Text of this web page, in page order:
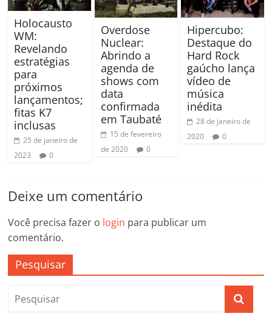
Holocausto
WM:
Revelando
estratégias
para
próximos
lançamentos;
fitas K7
inclusas
25 de janeiro de
2023
0
Overdose
Nuclear:
Abrindo a
agenda de
shows com
data
confirmada
em Taubaté
15 de fevereiro
de 2020
0
Hipercubo:
Destaque do
Hard Rock
gaúcho lança
vídeo de
música
inédita
28 de janeiro de
2020
0
Deixe um comentário
Você precisa fazer o login para publicar um
comentário.
Pesquisar